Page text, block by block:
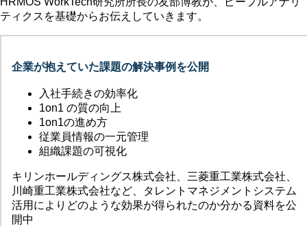
ティクスを基礎からお伝えしていきます。
企業が抱えていた課題の解決事例を公開
入社手続きの効率化
1on1 の質の向上
1on1の進め方
従業員情報の一元管理
組織課題の可視化
キリンホールディングス株式会社、三菱重工業株式会社、
川崎重工業株式会社など、タレントマネジメントシステム
活用によりどのような効果が得られたのか分かる資料を公
開中